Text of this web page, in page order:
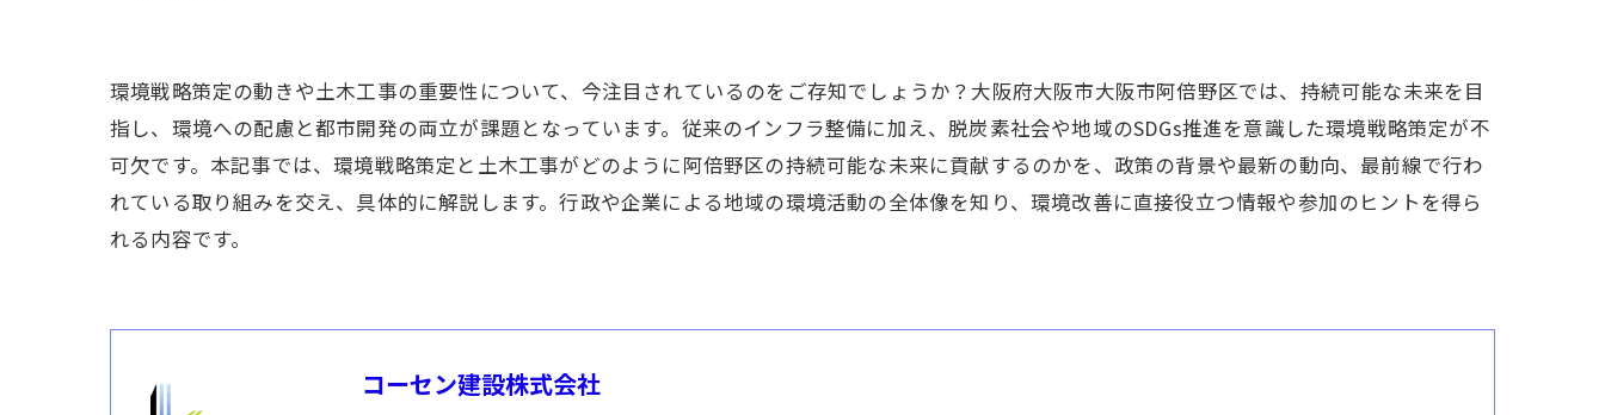
環境戦略策定の動きや土木工事の重要性について、今注目されているのをご存知でしょうか？大阪府大阪市大阪市阿倍野区では、持続可能な未来を目
指し、環境への配慮と都市開発の両立が課題となっています。従来のインフラ整備に加え、脱炭素社会や地域のSDGs推進を意識した環境戦略策定が不
可欠です。本記事では、環境戦略策定と土木工事がどのように阿倍野区の持続可能な未来に貢献するのかを、政策の背景や最新の動向、最前線で行わ
れている取り組みを交え、具体的に解説します。行政や企業による地域の環境活動の全体像を知り、環境改善に直接役立つ情報や参加のヒントを得ら
れる内容です。
コーセン建設株式会社